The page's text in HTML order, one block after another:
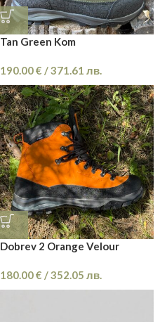
Tan Green Kom
190.00€ /371.61 лв.
Dobrev 2 Orange Velour
180.00€ /352.05 лв.